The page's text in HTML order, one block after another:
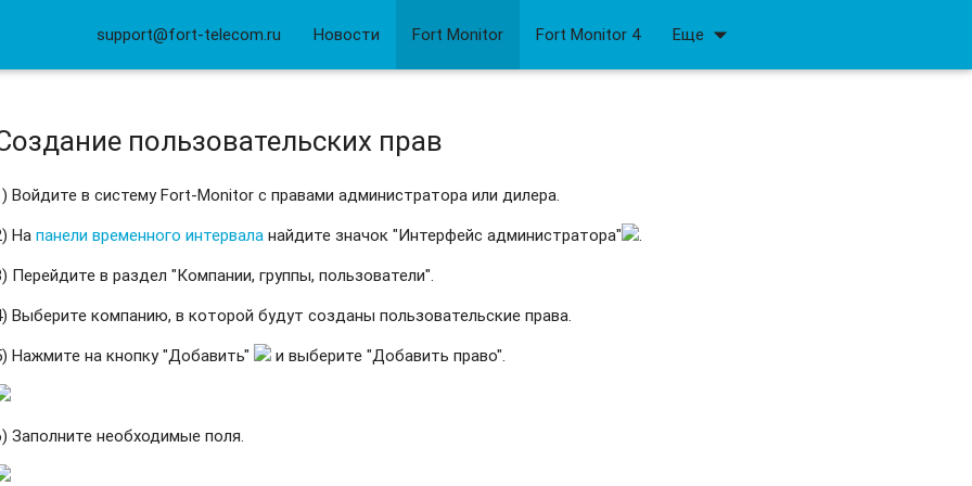
support@fort-telecom.ru Новости Fort Monitor Fort Monitor 4 Еще arrow_drop_down
пользовательских прав
Войдите в систему Fort-Monitor с правами администратора или дилера.
Напанели временного интервала найдите значок "Интерфейс администратора"
Перейдите в раздел "Компании, группы, пользователи".
Выберите компанию, в которой будут созданы пользовательские права.
Нажмите на кнопку "Добавить"
и выберите "Добавить право".
Заполните необходимые поля.